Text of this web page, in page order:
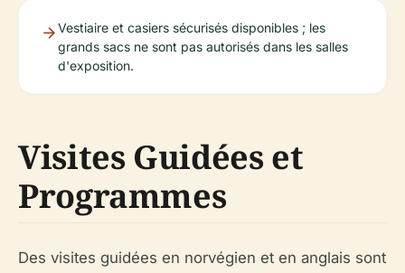
Vestiaire et casiers sécurisés disponibles ; les
grands sacs ne sont pas autorisés dans les salles
d'exposition.
Visites Guidées et
Programmes
Des visites guidées en norvégien et en anglais sont